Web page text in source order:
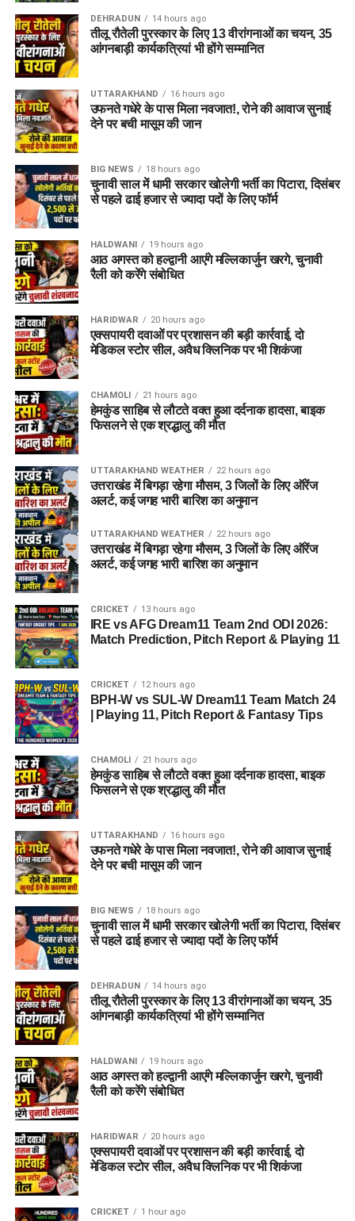
DEHRADUN 14 hours ago
तीलू रौतेली पुरस्कार के लिए 13 वीरांगनाओं का चयन, 35
आंगनबाड़ी कार्यकत्रियां भी होंगे सम्मानित
UTTARAKHAND 16 hours ago
उफनते गधेरे के पास मिला नवजात!, रोने की आवाज सुनाई
देने पर बची मासूम की जान
BIG NEWS 18 hours ago
चुनावी साल में धामी सरकार खोलेगी भर्ती का पिटारा, दिसंबर
से पहले ढाई हजार से ज्यादा पदों के लिए फॉर्म
HALDWANI 19 hours ago
आठ अगस्त को हल्द्वानी आएंगे मल्लिकार्जुन खरगे, चुनावी
रैली को करेंगे संबोधित
HARIDWAR 20 hours ago
एक्सपायरी दवाओं पर प्रशासन की बड़ी कार्रवाई, दो
मेडिकल स्टोर सील, अवैध क्लिनिक पर भी शिकंजा
CHAMOLI 21 hours ago
हेमकुंड साहिब से लौटते वक्त हुआ दर्दनाक हादसा, बाइक
फिसलने से एक श्रद्धालु की मौत
UTTARAKHAND WEATHER 22 hours ago
उत्तराखंड में बिगड़ा रहेगा मौसम, 3 जिलों के लिए ऑरेंज
अलर्ट, कई जगह भारी बारिश का अनुमान
UTTARAKHAND WEATHER 22 hours ago
उत्तराखंड में बिगड़ा रहेगा मौसम, 3 जिलों के लिए ऑरेंज
अलर्ट, कई जगह भारी बारिश का अनुमान
CRICKET 13 hours ago
IRE vs AFG Dream11 Team 2nd ODI 2026:
Match Prediction, Pitch Report & Playing 11
CRICKET 12 hours ago
BPH-W vs SUL-W Dream11 Team Match 24
| Playing 11, Pitch Report & Fantasy Tips
CHAMOLI 21 hours ago
हेमकुंड साहिब से लौटते वक्त हुआ दर्दनाक हादसा, बाइक
फिसलने से एक श्रद्धालु की मौत
UTTARAKHAND 16 hours ago
उफनते गधेरे के पास मिला नवजात!, रोने की आवाज सुनाई
देने पर बची मासूम की जान
BIG NEWS 18 hours ago
चुनावी साल में धामी सरकार खोलेगी भर्ती का पिटारा, दिसंबर
से पहले ढाई हजार से ज्यादा पदों के लिए फॉर्म
DEHRADUN 14 hours ago
तीलू रौतेली पुरस्कार के लिए 13 वीरांगनाओं का चयन, 35
आंगनबाड़ी कार्यकत्रियां भी होंगे सम्मानित
HALDWANI 19 hours ago
आठ अगस्त को हल्द्वानी आएंगे मल्लिकार्जुन खरगे, चुनावी
रैली को करेंगे संबोधित
HARIDWAR 20 hours ago
एक्सपायरी दवाओं पर प्रशासन की बड़ी कार्रवाई, दो
मेडिकल स्टोर सील, अवैध क्लिनिक पर भी शिकंजा
CRICKET 1 hour ago